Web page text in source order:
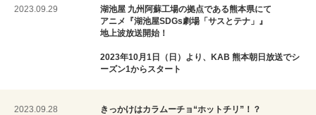
2023.09.29
湖池屋 九州阿蘇工場の拠点である熊本県にて
アニメ『湖池屋SDGs劇場「サスとテナ」』
地上波放送開始！
2023年10月1日（日）より、KAB 熊本朝日放送でシ
ーズン1からスタート
2023.09.28
きっかけはカラムーチョ“ホットチリ”！？